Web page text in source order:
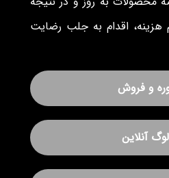
اقدام به جلب رضایت
و فروش
آنلاین